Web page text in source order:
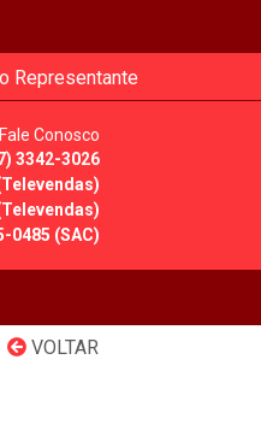
Representante
Fale Conosco
3342-3026
0485 (SAC)
VOLTAR